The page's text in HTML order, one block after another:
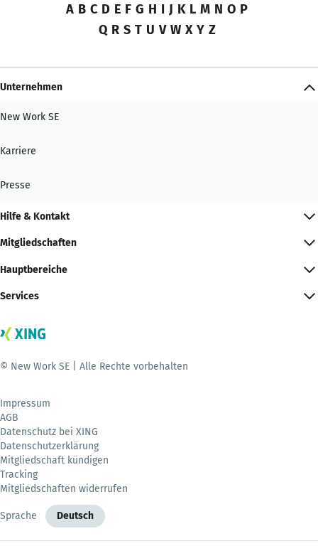
A B C D E F G H I J K L M N O P
Q R S T U V W X Y Z
Unternehmen
New Work SE
Karriere
Presse
Hilfe & Kontakt
Mitgliedschaften
Hauptbereiche
Services
© New Work SE | Alle Rechte vorbehalten
Impressum
AGB
Datenschutz bei XING
Datenschutzerklärung
Mitgliedschaft kündigen
Tracking
Mitgliedschaften widerrufen
Sprache Deutsch